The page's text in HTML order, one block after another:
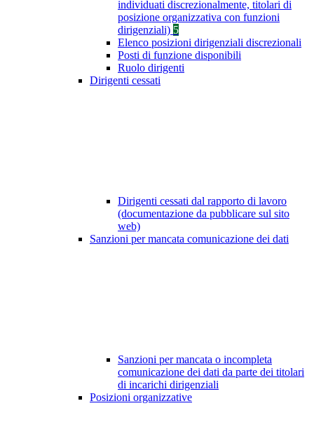
individuati discrezionalmente, titolari di
posizione organizzativa con funzioni
dirigenziali) 5
Elenco posizioni dirigenziali discrezionali
Posti di funzione disponibili
Ruolo dirigenti
Dirigenti cessati
Dirigenti cessati dal rapporto di lavoro
(documentazione da pubblicare sul sito
web)
Sanzioni per mancata comunicazione dei dati
Sanzioni per mancata o incompleta
comunicazione dei dati da parte dei titolari
di incarichi dirigenziali
Posizioni organizzative